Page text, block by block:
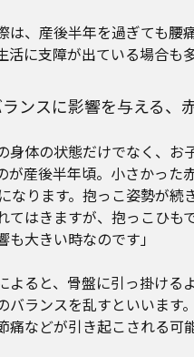
は、産後半年を過ぎても腰
活に支障が出ている場合も
ンスに影響を与える、
身体の状態だけでなく、お
が産後半年頃。小さかった
なります。抱っこ姿勢が続
てはきますが、抱っこひも
も大きい時なのです」
よると、骨盤に引っ掛ける
バランスを乱すといいます
痛などが引き起こされる可